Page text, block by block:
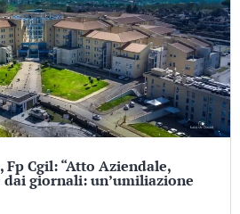
Cgil: “Atto Aziendale,
giornali: un’umiliazione